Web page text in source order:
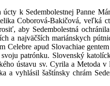
k Sedembolestnej Panne
Coborová-Bakičová, veľká
aby Sedembolestná
a najväčších mariánskych
Celebre apud Slovachiae
patrónku. Slovenský
ústavu sv. Cyrila a
a vyhlásil šaštínsky chrám